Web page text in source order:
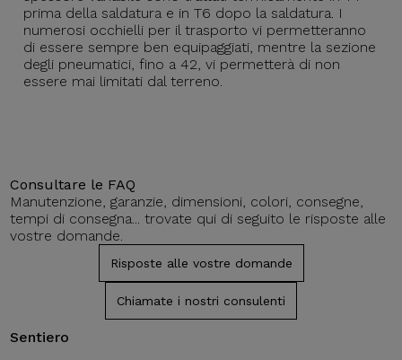
prima della saldatura e in T6 dopo la saldatura. I
numerosi occhielli per il trasporto vi permetteranno
di essere sempre ben equipaggiati, mentre la sezione
degli pneumatici, fino a 42, vi permetterà di non
essere mai limitati dal terreno.
Consultare le FAQ
Manutenzione, garanzie, dimensioni, colori, consegne,
tempi di consegna... trovate qui di seguito le risposte alle
vostre domande.
Risposte alle vostre domande
Chiamate i nostri consulenti
Sentiero